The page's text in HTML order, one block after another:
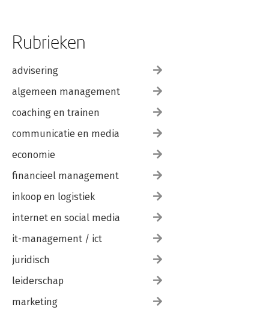
Rubrieken
advisering
algemeen management
coaching en trainen
communicatie en media
economie
financieel management
inkoop en logistiek
internet en social media
it-management / ict
juridisch
leiderschap
marketing